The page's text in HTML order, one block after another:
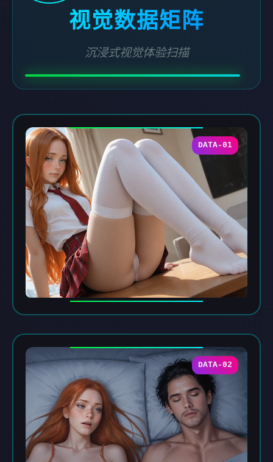
视觉数据矩阵
沉浸式视觉体验扫描
DATA-01
DATA-02